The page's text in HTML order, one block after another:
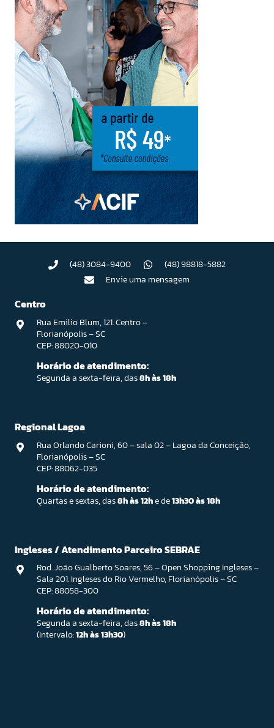
(48) 3084-9400
(48) 98818-5882
Envie uma mensagem
Centro
Rua Emilio Blum, 121. Centro –
Florianópolis – SC
CEP: 88020-010
Horário de atendimento:
Segunda a sexta-feira, das8h às 18h
Regional Lagoa
Rua Orlando Carioni, 60 – sala 02 – Lagoa da Conceição,
Florianópolis – SC
CEP: 88062-035
Horário de atendimento:
Quartas e sextas, das8h às 12he de13h30 às 18h
Ingleses / Atendimento Parceiro SEBRAE
Rod. João Gualberto Soares, 56 – Open Shopping Ingleses –
Sala 201. Ingleses do Rio Vermelho, Florianópolis – SC
CEP: 88058-300
Horário de atendimento:
Segunda a sexta-feira, das8h às 18h
(Intervalo:12h às 13h30)